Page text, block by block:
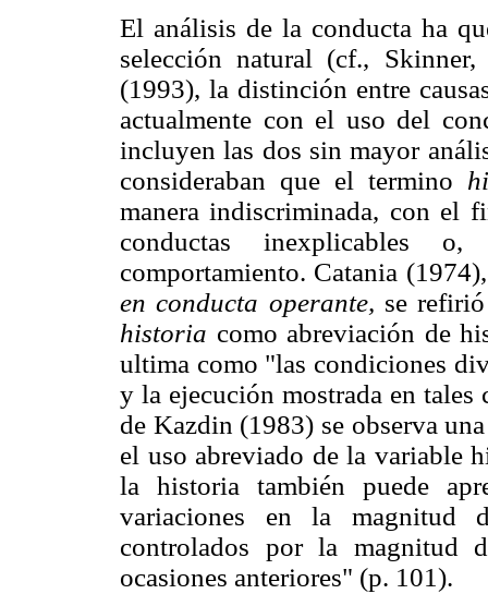
El análisis de la conducta ha
selección natural (cf.,
(1993), la distinción entre
actualmente con el uso del
incluyen las dos sin mayor
consideraban que el termino
manera indiscriminada, con el
conductas inexplicables
comportamiento. Catania
en conducta operante, se
historia como abreviación de
ultima como "las condiciones
y la ejecución mostrada en
de Kazdin (1983) se observa
el uso abreviado de la variable
la historia también puede
variaciones en la magnitud
controlados por la magnitud
ocasiones anteriores" (p. 101).